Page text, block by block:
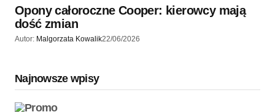
Opony całoroczne Cooper: kierowcy mają
dość zmian
Autor: Malgorzata Kowalik22/06/2026
Najnowsze wpisy